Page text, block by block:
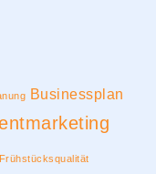
Businessplan